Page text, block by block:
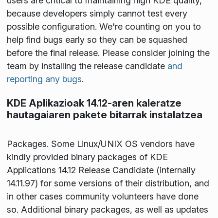
because developers simply cannot test every
possible configuration. We're counting on you to
help find bugs early so they can be squashed
before the final release. Please consider joining the
team by installing the release candidate and
reporting any bugs.
KDE Aplikazioak 14.12-aren kaleratze
hautagaiaren pakete bitarrak instalatzea
Packages. Some Linux/UNIX OS vendors have
kindly provided binary packages of KDE
Applications 14.12 Release Candidate (internally
14.11.97) for some versions of their distribution, and
in other cases community volunteers have done
so. Additional binary packages, as well as updates